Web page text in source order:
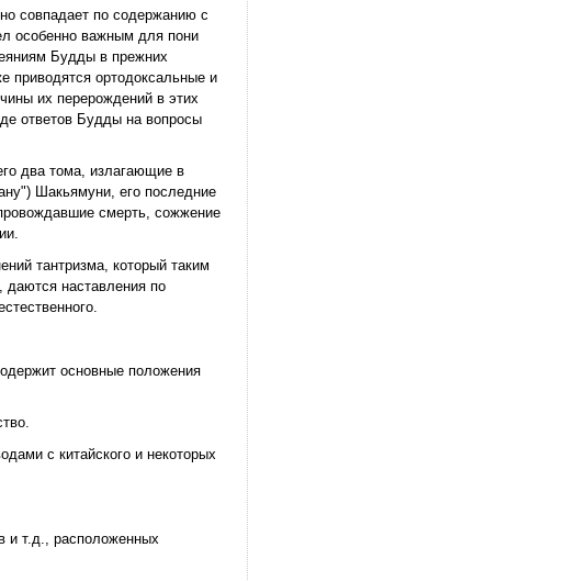
совпадает по содержанию с
особенно важным для пони
Будды в прежних
приводятся ортодоксальные и
их перерождений в этих
ответов Будды на вопросы
два тома, излагающие в
Шакьямуни, его последние
смерть, сожжение
тантризма, который таким
даются наставления по
основные положения
с китайского и некоторых
и т.д., расположенных